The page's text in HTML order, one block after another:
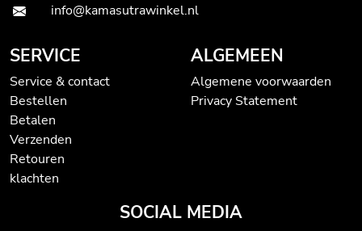
info@kamasutrawinkel.nl
SERVICE
Service & contact
Bestellen
Betalen
Verzenden
Retouren
klachten
ALGEMEEN
Algemene voorwaarden
Privacy Statement
SOCIAL MEDIA